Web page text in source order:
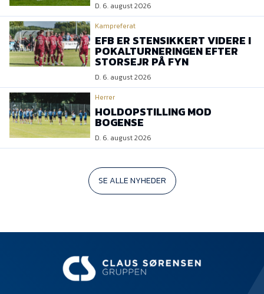
D. 6. august 2026
Kampreferat
EFB ER STENSIKKERT VIDERE I
POKALTURNERINGEN EFTER
STORSEJR PÅ FYN
D. 6. august 2026
Herrer
HOLDOPSTILLING MOD
BOGENSE
D. 6. august 2026
SE ALLE NYHEDER